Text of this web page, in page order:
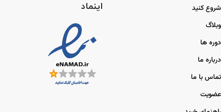
شروع کنید
وبلاگ
دوره ها
درباره ما
تماس با ما
عضویت
اینماد